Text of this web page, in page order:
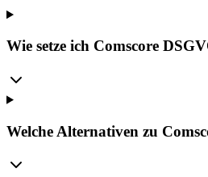
Wie setze ich Comscore
Welche Alternativen zu